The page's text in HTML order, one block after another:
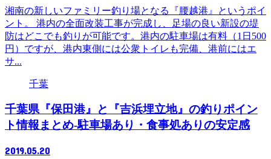
湘南の新しいファミリー釣り場となる『腰越港』というポイ
ント。 港内の全面改装工事が完成し、足場の良い新設の堤
防はどこでも釣りが可能です。港内の駐車場は有料（1日500
円）ですが、港内東側には公衆トイレも完備、港前にはエ
サ...
千葉
千葉県『保田港』と『吉浜埋立地』の釣りポイン
ト情報まとめ-駐車場あり・食事処ありの安定感
2019.05.20